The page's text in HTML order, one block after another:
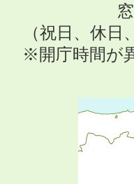
（祝日、休
※開庁時間が